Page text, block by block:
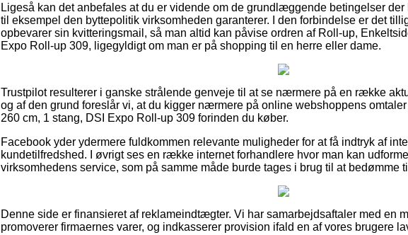
Ligeså kan det anbefales at du er vidende om de grundlæggende betingelser
til eksempel den byttepolitik virksomheden garanterer. I den forbindelse er det
opbevarer sin kvitteringsmail, så man altid kan påvise ordren af Roll-up,
Expo Roll-up 309, ligegyldigt om man er på shopping til en herre eller dame.
Trustpilot resulterer i ganske strålende genveje til at se nærmere på en række
og af den grund foreslår vi, at du kigger nærmere på online webshoppens
260 cm, 1 stang, DSI Expo Roll-up 309 forinden du køber.
Facebook yder ydermere fuldkommen relevante muligheder for at få indtryk af
kundetilfredshed. I øvrigt ses en række internet forhandlere hvor man kan
virksomhedens service, som på samme måde burde tages i brug til at bedømme
Denne side er finansieret af reklameindtægter. Vi har samarbejdsaftaler med en
promoverer firmaernes varer, og indkasserer provision ifald en af vores brugere